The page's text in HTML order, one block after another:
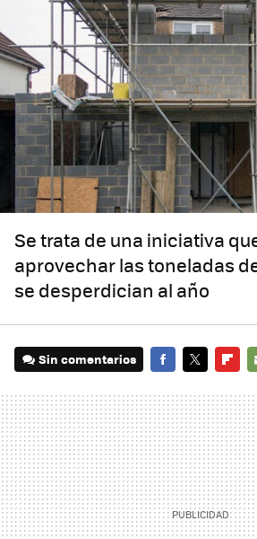
Se trata de una iniciativa
aprovechar las toneladas
se desperdician al año
Sin comentarios